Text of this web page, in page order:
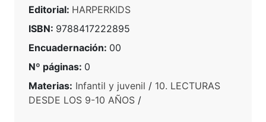
Editorial: HARPERKIDS
ISBN: 9788417222895
Encuadernación: 00
Nº páginas: 0
Materias: Infantil y juvenil / 10. LECTURAS
DESDE LOS 9-10 AÑOS /